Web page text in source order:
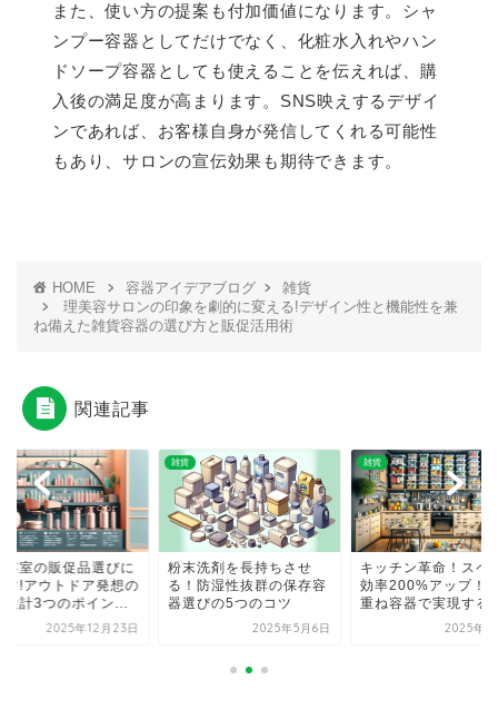
また、使い方の提案も付加価値になります。シャ
ンプー容器としてだけでなく、化粧水入れやハン
ドソープ容器としても使えることを伝えれば、購
入後の満足度が高まります。SNS映えするデザイ
ンであれば、お客様自身が発信してくれる可能性
もあり、サロンの宣伝効果も期待できます。
HOME 容器アイデアブログ
雑貨
理美容サロンの印象を劇的に変える!デザイン性と機能性を兼
ね備えた雑貨容器の選び方と販促活用術
関連記事
容室の販促品選びに
す!アウトドア発想の
設計3つのポイン...
2025年12月23日
雑貨
粉末洗剤を長持ちさせ
る！防湿性抜群の保存容
器選びの5つのコツ
2025年5月6日
雑貨
キッチン革命！スペ
効率200%アップ！
重ね容器で実現する
2025年4